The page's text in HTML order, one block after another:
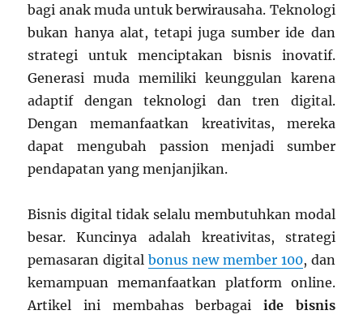
bagi anak muda untuk berwirausaha. Teknologi
bukan hanya alat, tetapi juga sumber ide dan
strategi untuk menciptakan bisnis inovatif.
Generasi muda memiliki keunggulan karena
adaptif dengan teknologi dan tren digital.
Dengan memanfaatkan kreativitas, mereka
dapat mengubah passion menjadi sumber
pendapatan yang menjanjikan.
Bisnis digital tidak selalu membutuhkan modal
besar. Kuncinya adalah kreativitas, strategi
pemasaran digitalbonus new member 100, dan
kemampuan memanfaatkan platform online.
Artikel ini membahas berbagai ide bisnis